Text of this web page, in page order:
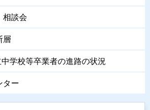
相談会
層
学校等卒業者の進路の状況
ター